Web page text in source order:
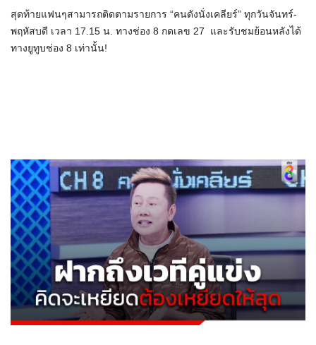
สุดท้ายแฟนๆสามารถติดตามรายการ “คนดังนั่งเคลียร์” ทุกวันจันทร์-
พฤหัสบดี เวลา 17.15 น. ทางช่อง 8 กดเลข 27 และรับชมย้อนหลังได้
ทางยูทูบช่อง 8 เท่านั้น!